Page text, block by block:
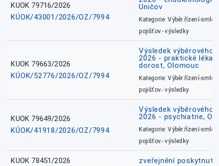
KUOK 79716/2026
KÚOK/43001/2026/OZ/7994
Uničov
Kategorie: Výběr.řízení-
pojišťov.- výsledky
KUOK 79663/2026
KÚOK/52776/2026/OZ/7994
Výsledek výběrového
2026 - praktické
dorost, Olomouc
Kategorie: Výběr.řízení-
pojišťov.- výsledky
KUOK 79649/2026
KÚOK/41918/2026/OZ/7994
Výsledek výběrového
2026 - psychiatrie,
Kategorie: Výběr.řízení-
pojišťov.- výsledky
KUOK 78451/2026
zveřejnění